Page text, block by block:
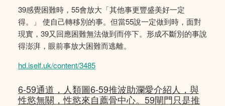
39感覺困難時，55會放大「其他事更豐盛美好一定
得。」 使自己轉移別的事。但當55說一定做到時，面對
現實，39又回應困難無法做到而停下。形成不斷別的事說
得澎湃，眼前事放大困難而逃離。
hd.iself.uk/content/3485
6-59通道，人類圖6-59推波助瀾愛介紹人，與
性慾無關，性慾來自薦骨中心。59閘門只是推